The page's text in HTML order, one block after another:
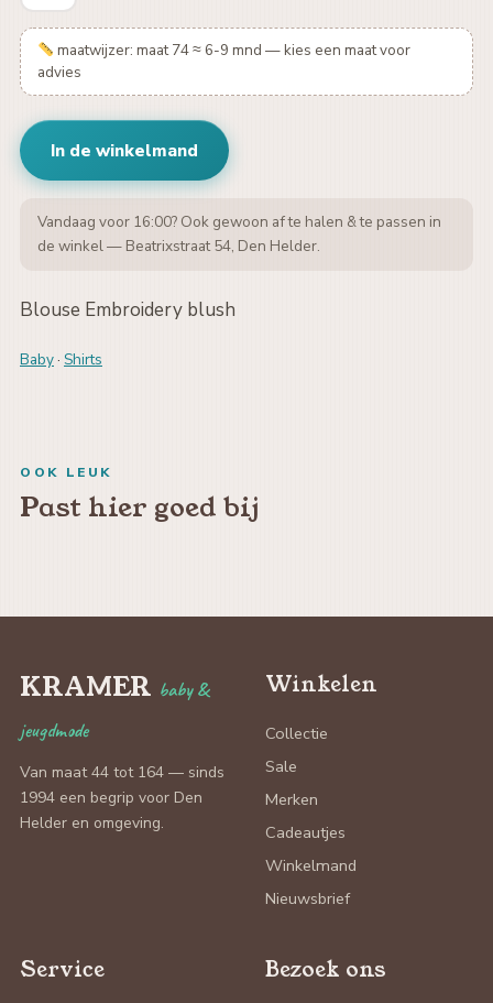
maatwijzer: maat 74 ≈ 6-9 mnd — kies een maat voor
advies
In de winkelmand
Vandaag voor 16:00? Ook gewoon af te halen & te passen in
de winkel — Beatrixstraat 54, Den Helder.
Blouse Embroidery blush
Baby· Shirts
OOK LEUK
Past hier goed bij
KRAMER baby &
jeugdmode
Van maat 44 tot 164 — sinds
1994 een begrip voor Den
Helder en omgeving.
Winkelen
Collectie
Sale
Merken
Cadeautjes
Winkelmand
Nieuwsbrief
Service Bezoek ons